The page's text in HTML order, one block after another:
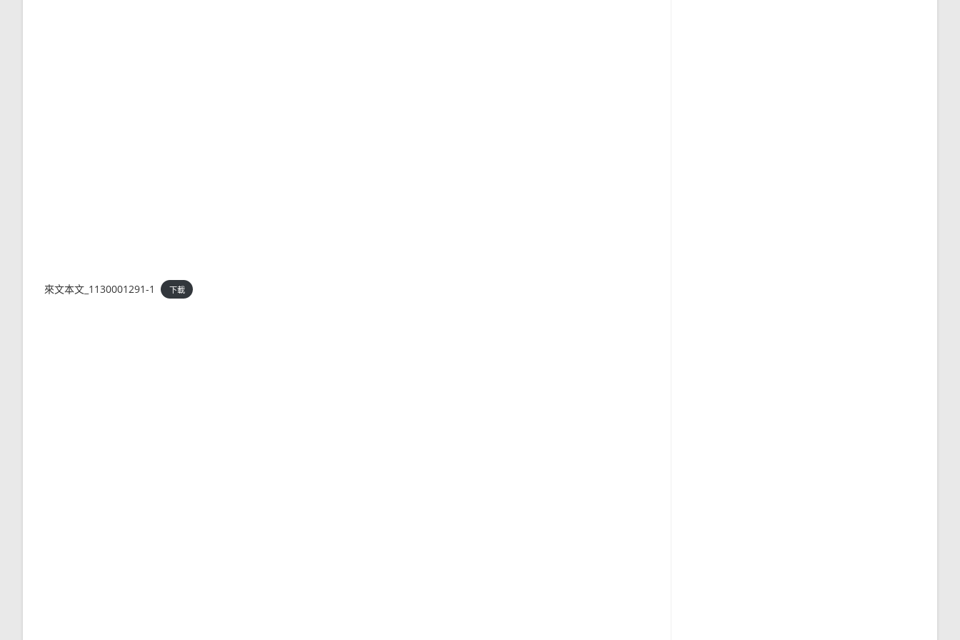
來文本文_1130001291-1 下載